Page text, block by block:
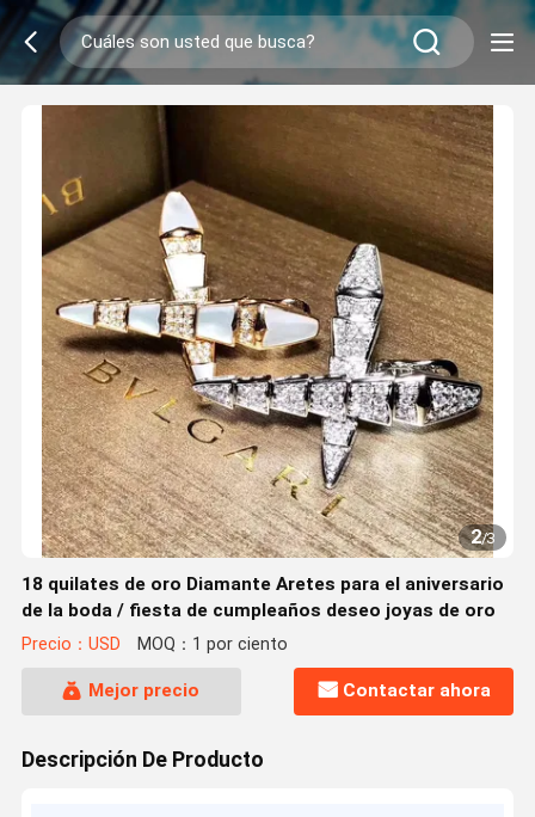
2/3
18 quilates de oro Diamante Aretes para el aniversario
de la boda / fiesta de cumpleaños deseo joyas de oro
Precio：USD MOQ：1 por ciento
Mejor precio Contactar ahora
Descripción De Producto